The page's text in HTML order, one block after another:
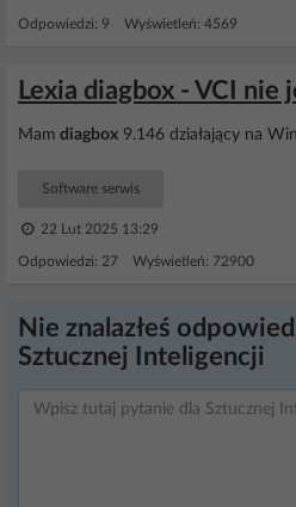
Odpowiedzi: 9 Wyświetleń: 4569
Lexia diagbox - VCI nie
Mam diagbox 9.146 działający na
Software serwis
22 Lut 2025 13:29
Odpowiedzi: 27 Wyświetleń: 72900
Nie znalazłeś
Sztucznej Inteligencji